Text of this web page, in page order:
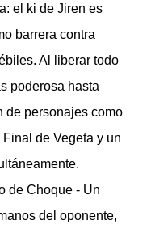
el ki de Jiren es
barrera contra
Al liberar todo
poderosa hasta
de personajes como
de Vegeta y un
de Choque - Un
del oponente,